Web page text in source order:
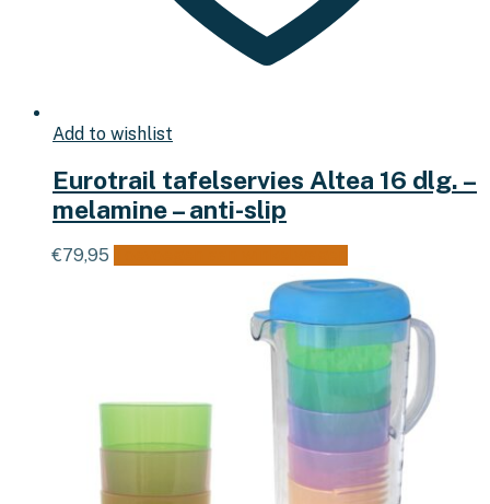
Add to wishlist
Eurotrail tafelservies Altea 16 dlg. –
melamine – anti-slip
€79,95